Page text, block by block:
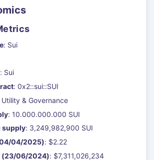
: Sui
: Sui
: 0x2::sui::SUI
Utility & Governance
: 10.000.000.000 SUI
supply: 3,249,982,900 SUI
04/2025): $2.22
(23/06/2024): $7,311,026,234